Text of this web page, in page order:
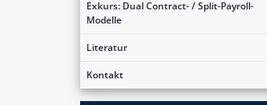
Exkurs: Dual Contract- / Split-Payroll-
Modelle
Literatur
Kontakt